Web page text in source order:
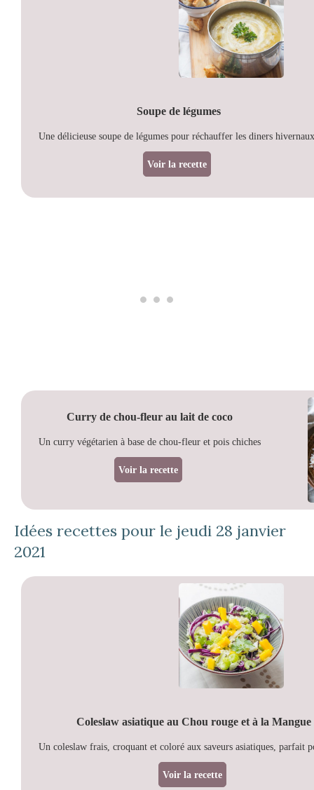
Soupe de légumes
Une délicieuse soupe de légumes pour réchauffer les diners
Voir la recette
Curry de chou-fleur au lait de coco
Un curry végétarien à base de chou-fleur et pois chiches
Voir la recette
Idées recettes pour le jeudi 28 janvier
2021
Coleslaw asiatique au Chou rouge et à la Mangue
Un coleslaw frais, croquant et coloré aux saveurs asiatiques, parfait
Voir la recette